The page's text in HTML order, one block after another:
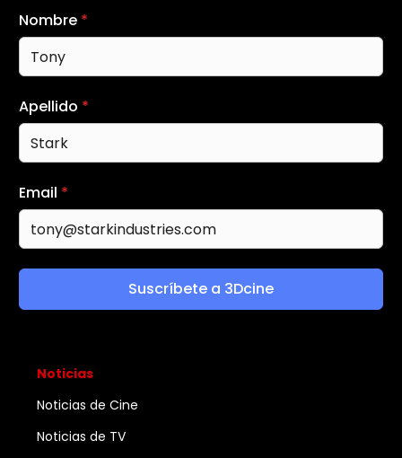
Nombre *
Apellido *
Email *
Suscríbete a 3Dcine
Noticias
Noticias de Cine
Noticias de TV